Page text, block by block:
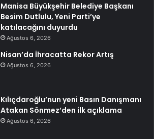
Manisa Büyükşehir Belediye Başkanı
Besim Dutlulu, Yeni Parti’ye
katılacağını duyurdu
Ağustos 6, 2026
Nisan’da İhracatta Rekor Artış
Ağustos 6, 2026
Kılıçdaroğlu’nun yeni Basın Danışmanı
Atakan Sönmez’den ilk açıklama
Ağustos 6, 2026